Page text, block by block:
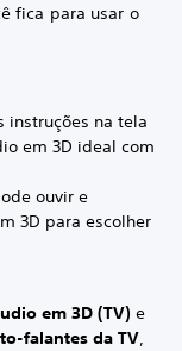
fica para usar o
instruções na tela
em 3D ideal com
ouvir e
3D para escolher
em 3D (TV) e
falantes da TV,